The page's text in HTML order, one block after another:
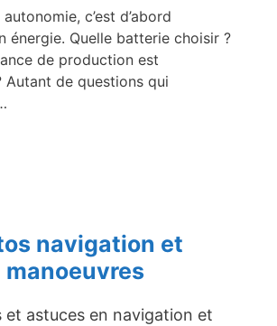
c’est d’abord
énergie. Quelle batterie choisir ?
de production est
Autant de questions qui
navigation et
manoeuvres
et astuces en navigation et